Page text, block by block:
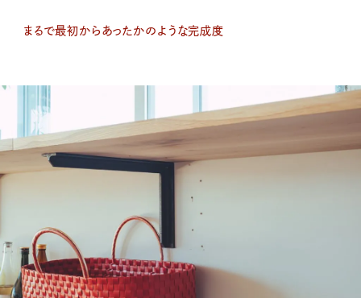
まるで最初からあったかのような完成度